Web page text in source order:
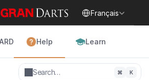
Français
Help Learn
Search… ⌘ K